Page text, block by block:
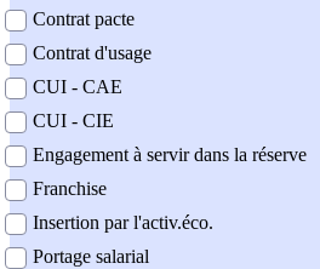
Contrat pacte
Contrat d'usage
CUI - CAE
CUI - CIE
Engagement à servir dans la réserve
Franchise
Insertion par l'activ.éco.
Portage salarial